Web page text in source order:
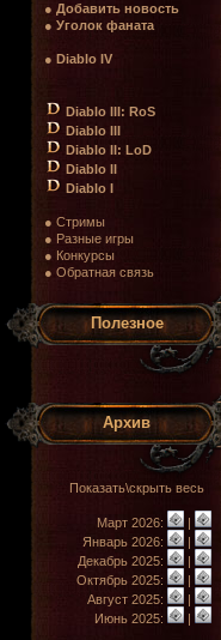
● Добавить новость
● Уголок фаната
● Diablo IV
Diablo III: RoS
Diablo III
Diablo II: LoD
Diablo II
Diablo I
● Стримы
● Разные игры
● Конкурсы
● Обратная связь
Полезное
Архив
Показать\скрыть весь
Март 2026:
|
Январь 2026:
|
Декабрь 2025:
|
Октябрь 2025:
|
Август 2025:
|
Июнь 2025:
|